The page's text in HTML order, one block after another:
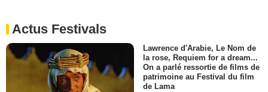
Actus Festivals
Lawrence d'Arabie, Le Nom de
la rose, Requiem for a dream...
On a parlé ressortie de films de
patrimoine au Festival du film
de Lama